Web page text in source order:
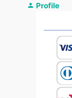
Profile